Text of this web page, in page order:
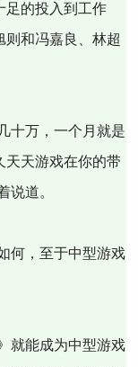
的投入到工作
则和冯嘉良、林超
十万，一个月就是
天天游戏在你的带
说道。
何，至于中型游戏
就能成为中型游戏